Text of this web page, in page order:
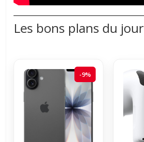
Les bons plans du jour
-9%